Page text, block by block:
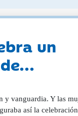
un
vanguardia. Y las
así la